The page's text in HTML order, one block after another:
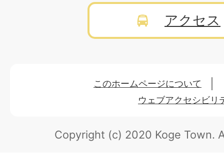
アクセス
このホームページについて
ウェブアクセシビリ
Copyright (c) 2020 Koge Town.